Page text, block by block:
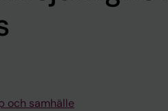
och samhälle